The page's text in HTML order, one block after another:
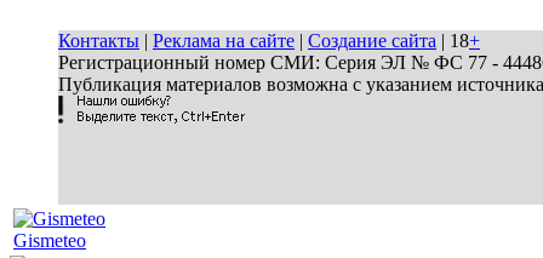
Контакты | Реклама на сайте | Создание сайта | 18+
Регистрационный номер СМИ: Серия ЭЛ № ФС 77 - 44486
Публикация материалов возможна с указанием
Gismeteo